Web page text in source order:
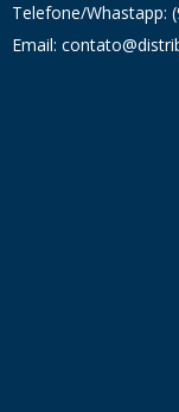
Telefone/Whastapp:
Email: